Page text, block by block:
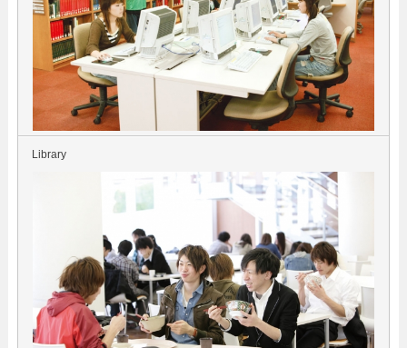
Library